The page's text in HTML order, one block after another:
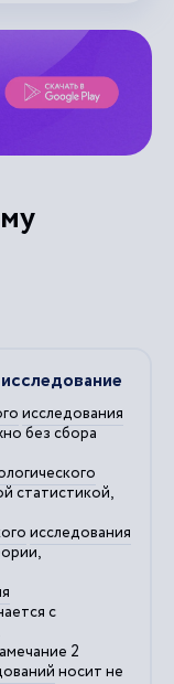
исследования
без сбора
статистикой,
исследования
с
2
носит не